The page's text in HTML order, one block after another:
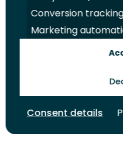
ons
op
LinkedIn
ons
op
Facebook
ons
op
YouTube
ons
op
Juridisch Security
Conversion tracking
Marketing
Consent details